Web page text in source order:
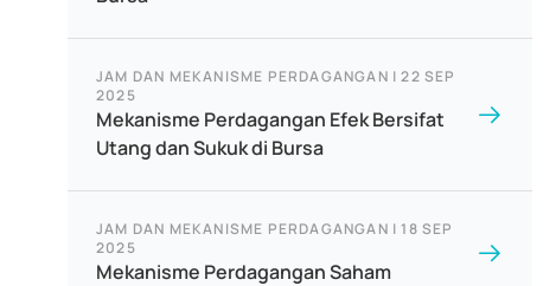
JAM DAN MEKANISME PERDAGANGAN | 22 SEP
2025
Mekanisme Perdagangan Efek Bersifat
Utang dan Sukuk di Bursa
JAM DAN MEKANISME PERDAGANGAN | 18 SEP
2025
Mekanisme Perdagangan Saham